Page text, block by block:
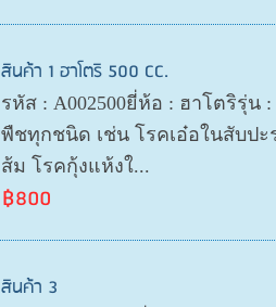
สินค้า 1 ฮาโตริ 500 CC.
รหัส : A002500ยี่ห้อ : ฮาโตริรุ่
พืชทุกชนิด เช่น โรคเอ๋อในสับปะ
ส้ม โรคกุ้งแห้งใ...
฿800
สินค้า 3